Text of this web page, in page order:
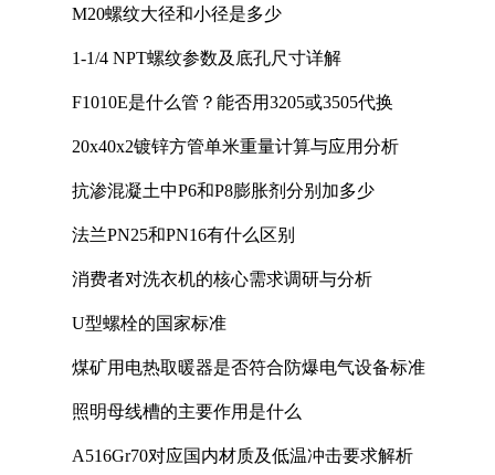
M20螺纹大径和小径是多少
1-1/4 NPT螺纹参数及底孔尺寸详解
F1010E是什么管？能否用3205或3505代换
20x40x2镀锌方管单米重量计算与应用分析
抗渗混凝土中P6和P8膨胀剂分别加多少
法兰PN25和PN16有什么区别
消费者对洗衣机的核心需求调研与分析
U型螺栓的国家标准
煤矿用电热取暖器是否符合防爆电气设备标准
照明母线槽的主要作用是什么
A516Gr70对应国内材质及低温冲击要求解析